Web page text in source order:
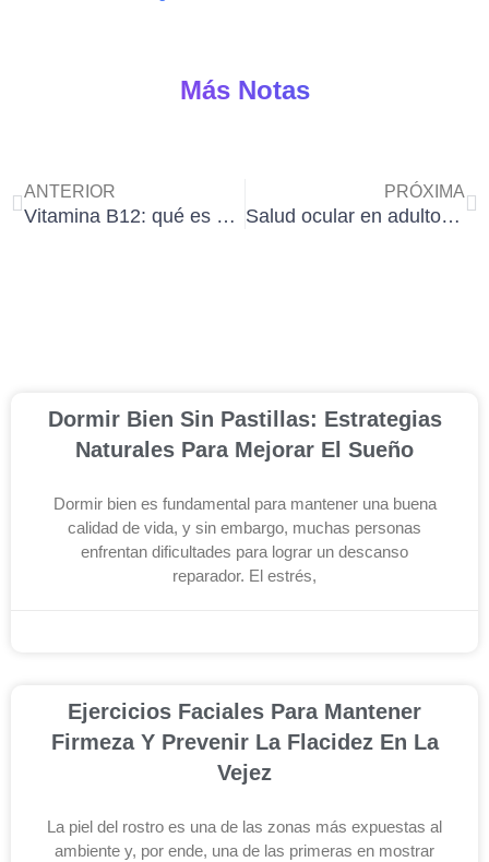
Más Notas
ANTERIOR
Vitamina B12: qué es y por qué es esencial para la salud
PRÓXIMA
Salud ocular en adultos mayores: signos de alerta y cuidados preventivos
Dormir Bien Sin Pastillas: Estrategias
Naturales Para Mejorar El Sueño
Dormir bien es fundamental para mantener una buena
calidad de vida, y sin embargo, muchas personas
enfrentan dificultades para lograr un descanso
reparador. El estrés,
Ejercicios Faciales Para Mantener
Firmeza Y Prevenir La Flacidez En La
Vejez
La piel del rostro es una de las zonas más expuestas al
ambiente y, por ende, una de las primeras en mostrar